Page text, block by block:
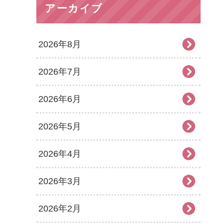
アーカイブ
2026年8月
2026年7月
2026年6月
2026年5月
2026年4月
2026年3月
2026年2月